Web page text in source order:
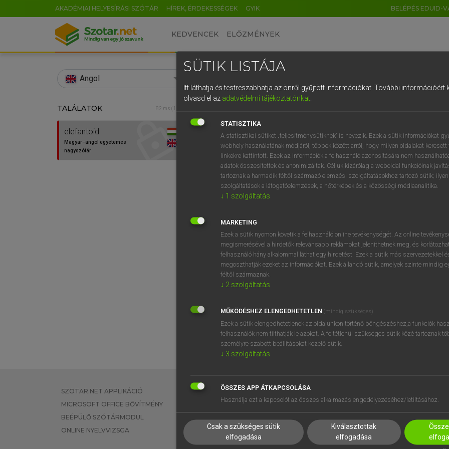
AKADÉMIAI HELYESÍRÁSI SZÓTÁR HÍREK, ÉRDEKESSÉGEK GYIK BELÉPÉS EDUID-
KEDVENCEK ELŐZMÉNYEK
Angol
TALÁLATOK 82 ms (1 db)
elefantoid
Magyar−angol egyetemes
nagyszótár
Magyar−angol egyetemes nagyszótár
VAN ELŐFIZETÉSED?
megtekintéséhez.
BELÉPÉS
próbaverziójának
regisztrálok ésbelépek.
REGISZTRÁCIÓ
SZOTAR.NET APPLIKÁCIÓ
MICROSOFT OFFICE BŐVÍTMÉNY
BEÉPÜLŐ SZÓTÁRMODUL
ONLINE NYELVVIZSGA
EGYÉNI FELHASZNÁLÓKNAK
TANULÓKNAK
VÁLLALATI MEGOLDÁSOK
SÚGÓ
RÓLUNK
SÜTI BEÁLLÍTÁSOK
SÜTIK LISTÁJA
Itt láthatja és testreszabhatja az önről gyűjtött információkat. További információért
olvasd el az adatvédelmi tájékoztatónkat.
STATISZTIKA
A statisztikai sütiket „teljesítménysütiknek” is nevezik. Ezek a sütik információkat
webhely használatának módjáról, többek között arról, hogy milyen oldalakat keresett
linkekre kattintott. Ezek az információk a felhasználó azonosítására nem
adatok összesítettek és anonimizáltak. Céljuk kizárólag a weboldal funkcióinak
tartoznak a harmadik féltől származó elemzési szolgáltatásokhoz tartozó sütik;
szolgáltatások a látogatóelemzések, a hőtérképek és a közösségi médiaanalitika.
↓ 1 szolgáltatás
MARKETING
Ezek a sütik nyomon követik a felhasználó online tevékenységét. Az online
megismerésével a hirdetők relevánsabb reklámokat jeleníthetnek meg, és
felhasználó hány alkalommal láthat egy hirdetést. Ezek a sütik más szervezetekkel
megoszthatják ezeket az információkat. Ezek állandó sütik, amelyek szinte mindig
féltől származnak.
↓ 2 szolgáltatás
MŰKÖDÉSHEZ ELENGEDHETETLEN (mindig szükséges)
Ezek a sütik elengedhetetlenek az oldalunkon történő böngészéshez,a funkciók
felhasználók nem tilthatják le azokat. A feltétlenül szükséges sütik közé tartoznak
személyre szabott beállításokat kezelő sütik.
↓ 3 szolgáltatás
ÖSSZES APP ÁTKAPCSOLÁSA
Használja ezt a kapcsolót az összes alkalmazás engedélyezéséhez/letiltásához.
Csak a szükséges sütik
elfogadása
Kiválasztottak
elfogadása
EN HU DE CN FR ES IT NL
0 1 2 3 4 5 6 7 8 9
q w e r t z u i
a s d f g h j k l é
í y x c v b n m , .